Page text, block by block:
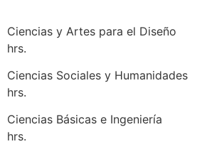
Ciencias y Artes para el
hrs.
Ciencias Sociales y
hrs.
Ciencias Básicas e
hrs.